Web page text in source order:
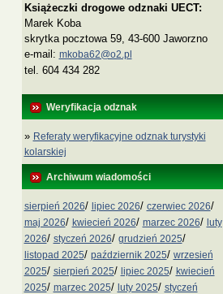
Książeczki drogowe odznaki UECT:
Marek Koba
skrytka pocztowa 59, 43-600 Jaworzno
e‑mail: mkoba62@o2.pl
tel. 604 434 282
Weryfikacja odznak
» Referaty weryfikacyjne odznak turystyki
kolarskiej
Archiwum wiadomości
sierpień 2026/ lipiec 2026/ czerwiec 2026/
maj 2026/ kwiecień 2026/ marzec 2026/ luty
2026/ styczeń 2026/ grudzień 2025/
listopad 2025/ październik 2025/ wrzesień
2025/ sierpień 2025/ lipiec 2025/ kwiecień
2025/ marzec 2025/ luty 2025/ styczeń